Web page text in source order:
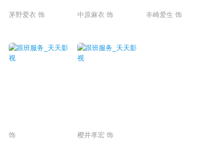
茅野爱衣 饰 中原麻衣 饰 丰崎爱生 饰
饰 樱井孝宏 饰